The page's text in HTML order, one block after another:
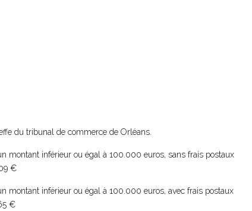
du tribunal de commerce de Orléans.
montant inférieur ou égal à 100.000 euros, sans frais postaux
€
montant inférieur ou égal à 100.000 euros, avec frais postaux
€